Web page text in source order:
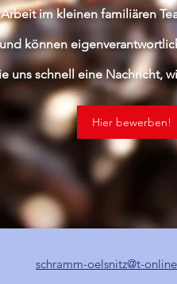
im kleinen familiären
können
uns schnell eine Nachricht,
Hier bewerben!
schramm-oelsnitz@t-